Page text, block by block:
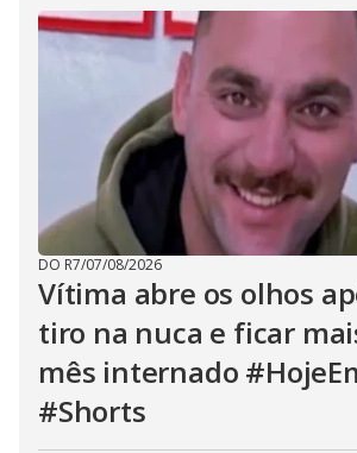
DO R7/07/08/2026
Vítima abre os olhos
tiro na nuca e ficar
mês internado
#Shorts